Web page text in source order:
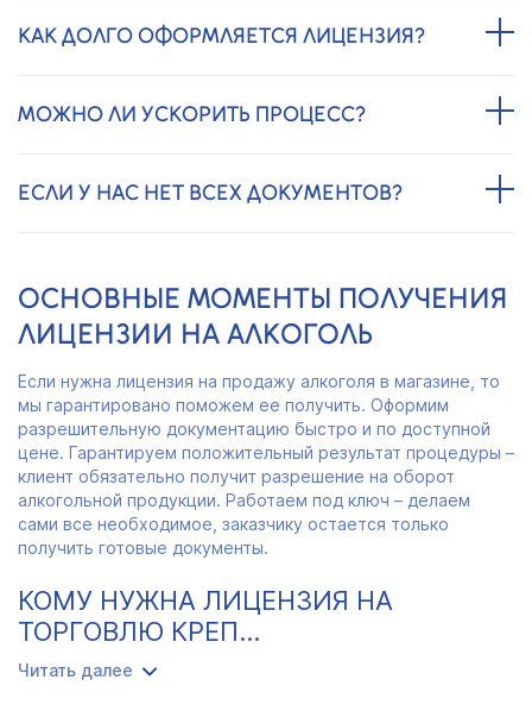
КАК ДОЛГО ОФОРМЛЯЕТСЯ ЛИЦЕНЗИЯ?
МОЖНО ЛИ УСКОРИТЬ ПРОЦЕСС?
ЕСЛИ У НАС НЕТ ВСЕХ ДОКУМЕНТОВ?
ОСНОВНЫЕ МОМЕНТЫ ПОЛУЧЕНИЯ
ЛИЦЕНЗИИ НА АЛКОГОЛЬ
Если нужна лицензия на продажу алкоголя в магазине, то
мы гарантировано поможем ее получить. Оформим
разрешительную документацию быстро и по доступной
цене. Гарантируем положительный результат процедуры –
клиент обязательно получит разрешение на оборот
алкогольной продукции. Работаем под ключ – делаем
сами все необходимое, заказчику остается только
получить готовые документы.
КОМУ НУЖНА ЛИЦЕНЗИЯ НА
ТОРГОВЛЮ КРЕП...
Читать далее